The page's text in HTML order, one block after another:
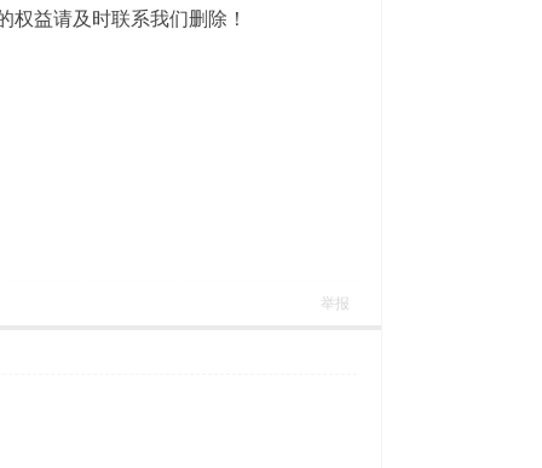
益请及时联系我们删除！
举报